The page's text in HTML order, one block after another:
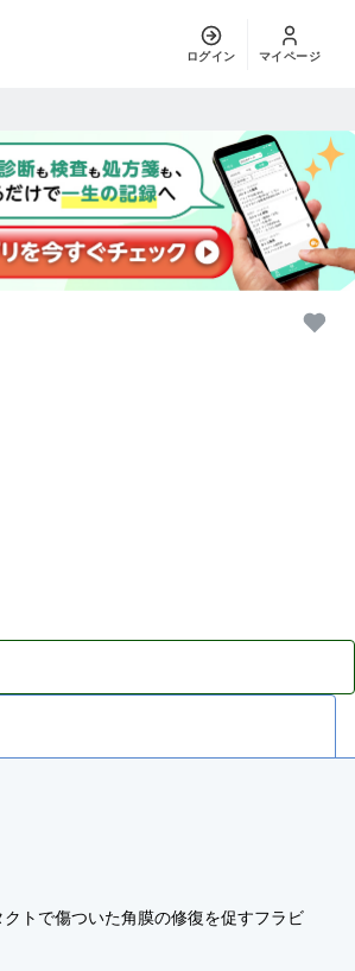
ログイン マイページ
トで傷ついた角膜の修復を促すフラビ